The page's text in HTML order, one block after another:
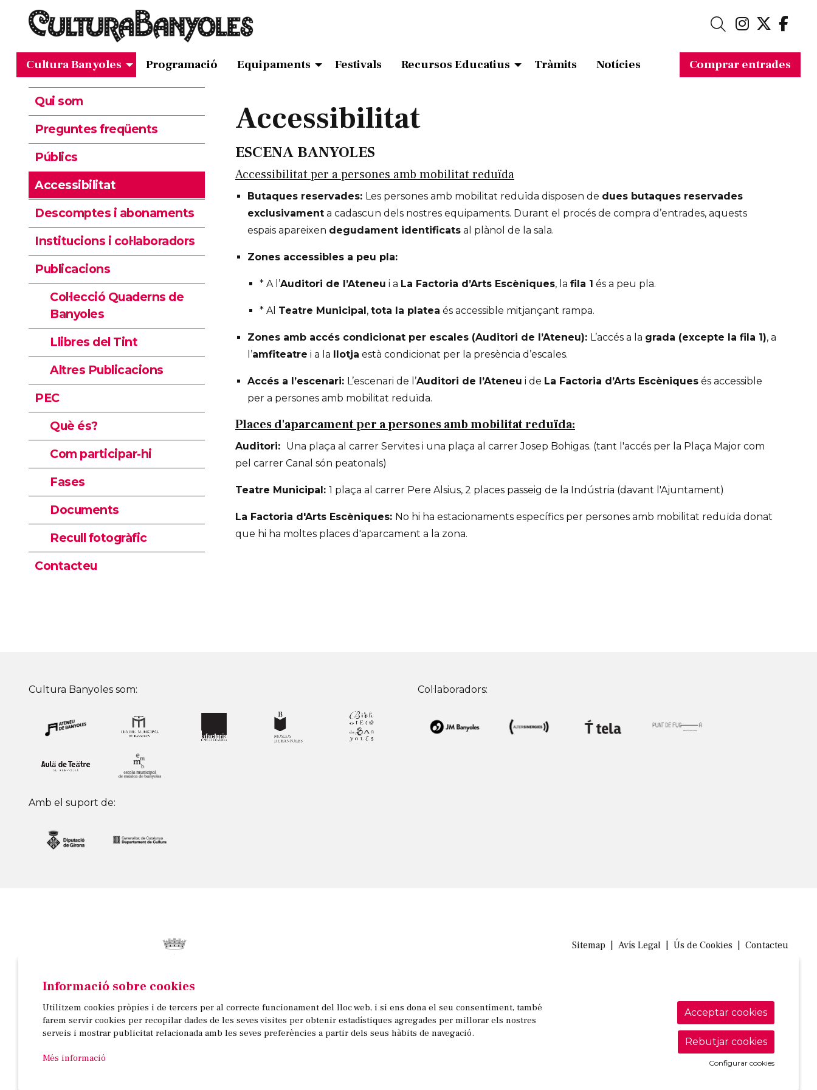
Link aLink
Cerca
Cultura Banyoles Programació Equipaments Festivals Recursos Educatius Tràmits Notícies Comprar entrades
Accessibilitat
ESCENA BANYOLES
Accessibilitat per a persones amb mobilitat reduïda
Butaques reservades: Les persones amb mobilitat reduïda disposen de dues butaques reservades
exclusivament a cadascun dels nostres equipaments. Durant el procés de compra d’entrades, aquests
espais apareixen degudament identificats al plànol de la sala.
Zones accessibles a peu pla:
* A l’Auditori de l’Ateneu i a La Factoria d’Arts Escèniques, la fila 1 és a peu pla.
* Al Teatre Municipal , tota la platea és accessible mitjançant rampa.
Zones amb accés condicionat per escales (Auditori de l’Ateneu): L’accés a la grada (excepte la fila 1), a
l’amfiteatre i a la llotja està condicionat per la presència d’escales.
Accés a l’escenari: L’escenari de l’Auditori de l’Ateneu i de La Factoria d’Arts Escèniques és accessible
per a persones amb mobilitat reduïda.
Places d'aparcament per a persones amb mobilitat reduïda:
Auditori: Una plaça al carrer Servites i una plaça al carrer Josep Bohigas. (tant l'accés per la Plaça Major com
pel carrer Canal són peatonals)
Teatre Municipal: 1 plaça al carrer Pere Alsius, 2 places passeig de la Indústria (davant l'Ajuntament)
La Factoria d'Arts Escèniques: No hi ha estacionaments específics per persones amb mobilitat reduïda donat
que hi ha moltes places d'aparcament a la zona.
Qui som
Preguntes freqüents
Públics
Accessibilitat
Descomptes i abonaments
Institucions i col·laboradors
Publicacions
Col·lecció Quaderns de
Banyoles
Llibres del Tint
Altres Publicacions
PEC
Què és?
Com participar-hi
Fases
Documents
Recull fotogràfic
Contacteu
Cultura Banyoles som:
Amb el suport de:
Col·laboradors:
Passeig de la Indústria, 25, 3a planta | 17820 Banyoles
972 58 18 48 | 972 57 00 50
Sitemap | Avís Legal | Ús de Cookies | Contacteu
Informació sobre cookies
Utilitzem cookies pròpies i de tercers per al correcte funcionament del lloc web, i si ens dona el seu consentiment, també
farem servir cookies per recopilar dades de les seves visites per obtenir estadístiques agregades per millorar els nostres
serveis i mostrar publicitat relacionada amb les seves preferències a partir dels seus hàbits de navegació.
Més informació
Acceptar cookies
Rebutjar cookies
Configurar cookies